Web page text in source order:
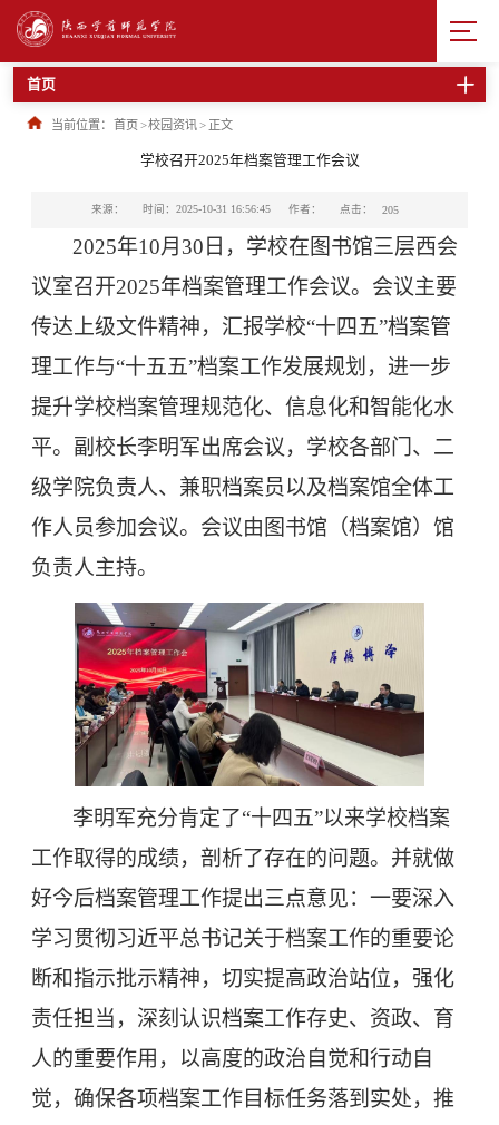
首页
当前位置： 首页>校园资讯> 正文
学校召开2025年档案管理工作会议
来源： 时间：2025-10-31 16:56:45 作者： 点击： 205
2025年10月30日，学校在图书馆三层西会
议室召开2025年档案管理工作会议。会议主要
传达上级文件精神，汇报学校“十四五”档案管
理工作与“十五五”档案工作发展规划，进一步
提升学校档案管理规范化、信息化和智能化水
平。副校长李明军出席会议，学校各部门、二
级学院负责人、兼职档案员以及档案馆全体工
作人员参加会议。会议由图书馆（档案馆）馆
负责人主持。
李明军充分肯定了“十四五”以来学校档案
工作取得的成绩，剖析了存在的问题。并就做
好今后档案管理工作提出三点意见：一要深入
学习贯彻习近平总书记关于档案工作的重要论
断和指示批示精神，切实提高政治站位，强化
责任担当，深刻认识档案工作存史、资政、育
人的重要作用，以高度的政治自觉和行动自
觉，确保各项档案工作目标任务落到实处，推